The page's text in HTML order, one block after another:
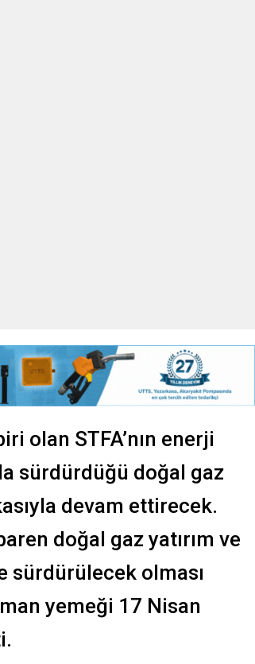
olan STFA’nın enerji
sürdürdüğü doğal gaz
devam ettirecek.
doğal gaz yatırım ve
sürdürülecek olması
yemeği 17 Nisan